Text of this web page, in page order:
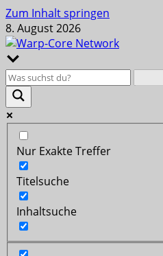
Zum Inhalt springen
8. August 2026
Nur Exakte Treffer
Titelsuche
Inhaltsuche